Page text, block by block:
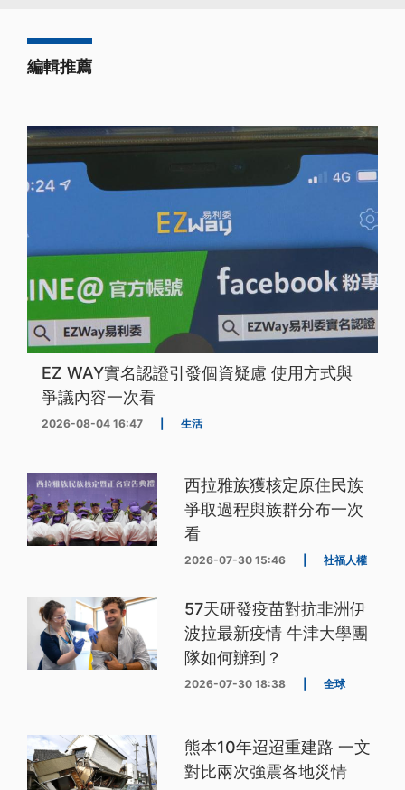
編輯推薦
EZ WAY實名認證引發個資疑慮 使用方式與
爭議內容一次看
2026-08-04 16:47 生活
西拉雅族獲核定原住民族
爭取過程與族群分布一次
看
2026-07-30 15:46 社福人權
57天研發疫苗對抗非洲伊
波拉最新疫情 牛津大學團
隊如何辦到？
2026-07-30 18:38 全球
熊本10年迢迢重建路 一文
對比兩次強震各地災情